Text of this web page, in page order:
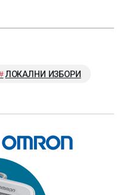
ЛОКАЛНИ ИЗБОРИ